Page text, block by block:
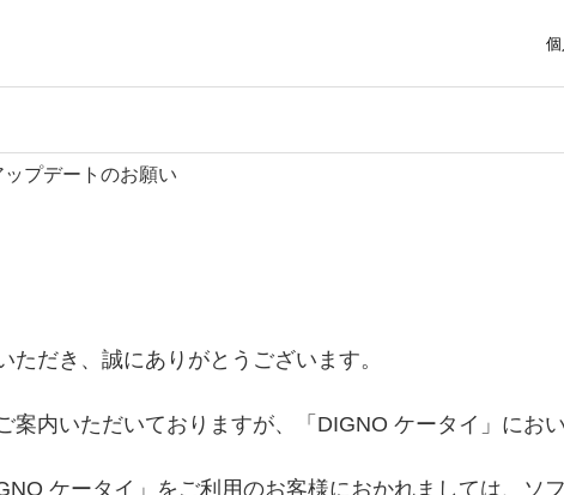
プデートのお願い
だき、誠にありがとうございます。
案内いただいておりますが、「DIGNO ケータイ」にお
ケータイ」をご利用のお客様におかれましては、ソ